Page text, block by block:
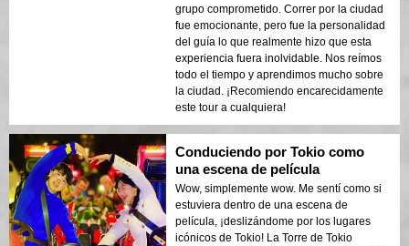
grupo comprometido. Correr por la ciudad
fue emocionante, pero fue la personalidad
del guía lo que realmente hizo que esta
experiencia fuera inolvidable. Nos reímos
todo el tiempo y aprendimos mucho sobre
la ciudad. ¡Recomiendo encarecidamente
este tour a cualquiera!
Conduciendo por Tokio como
una escena de película
Wow, simplemente wow. Me sentí como si
estuviera dentro de una escena de
película, ¡deslizándome por los lugares
icónicos de Tokio! La Torre de Tokio